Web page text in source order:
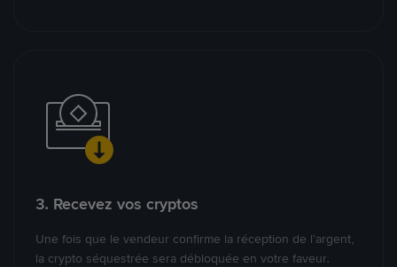
3. Recevez vos cryptos
Une fois que le vendeur confirme la réception de l’argent,
la crypto séquestrée sera débloquée en votre faveur.